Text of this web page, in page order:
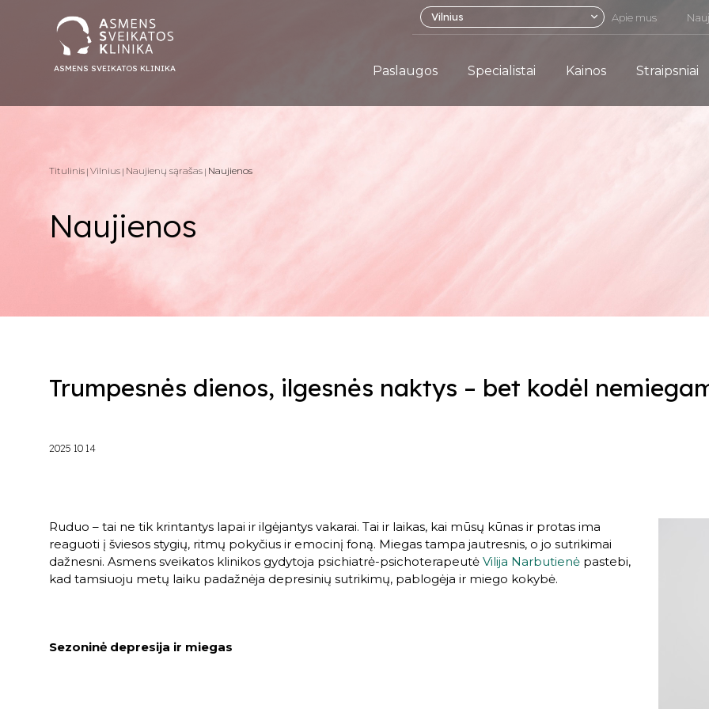
ASMENS SVEIKATOS KLINIKA
Vilnius Apie mus
Paslaugos Specialistai Kainos Straipsniai
Titulinis Vilnius Naujienų sąrašas Naujienos
Naujienos
Trumpesnės dienos, ilgesnės naktys – bet kodėl
2025 10 14
Ruduo – tai ne tik krintantys lapai ir ilgėjantys vakarai. Tai ir laikas, kai mūsų kūnas ir protas ima
reaguoti į šviesos stygių, ritmų pokyčius ir emocinį foną. Miegas tampa jautresnis, o jo sutrikimai
dažnesni. Asmens sveikatos klinikos gydytoja psichiatrė-psichoterapeutė Vilija Narbutienė pastebi,
kad tamsiuoju metų laiku padažnėja depresinių sutrikimų, pablogėja ir miego kokybė.
Sezoninė depresija ir miegas